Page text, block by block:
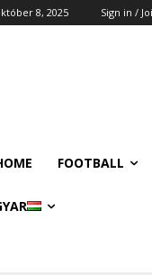
8, 2025 Sign in /
FOOTBALL